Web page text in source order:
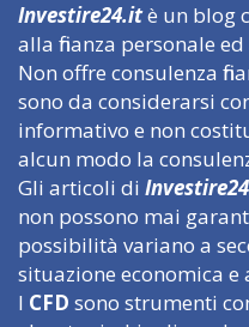
Investire24.itè un blog
alla finanza personale
Non offre consulenza
sono da considerarsi
informativo e non
alcun modo la
Gli articoli di
non possono mai
possibilità variano a
situazione economica
I CFD sono strumenti